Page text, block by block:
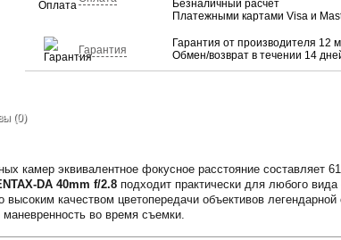
Безналичный расчёт
Платежными картами Visa и
Гарантия
Гарантия от производителя 12
Обмен/возврат в течении 14
(0)
камер эквивалентное фокусное расстояние составляет
DA 40mm f/2.8 подходит практически для любого
качеством цветопередачи объективов легендарной
во время съемки.